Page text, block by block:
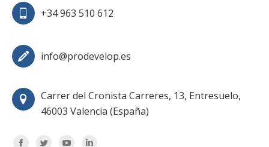
+34 963 510 612
info@prodevelop.es
Carrer del Cronista Carreres, 13, Entresuelo,
46003 Valencia (España)
Encuéntranos en: